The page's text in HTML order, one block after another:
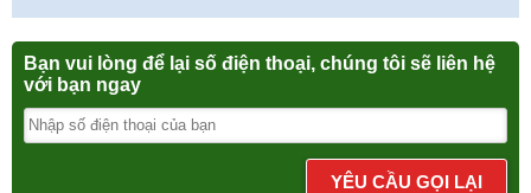
Bạn vui lòng để lại số điện thoại, chúng tôi sẽ liên hệ
với bạn ngay
YÊU CẦU GỌI LẠI